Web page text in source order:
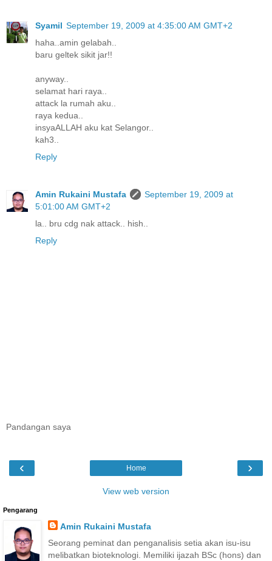
Syamil September 19, 2009 at 4:35:00 AM GMT+2
haha..amin gelabah..
baru geltek sikit jar!!
anyway..
selamat hari raya..
attack la rumah aku..
raya kedua..
insyaALLAH aku kat Selangor..
kah3..
Reply
Amin Rukaini Mustafa
September 19, 2009 at
5:01:00 AM GMT+2
la.. bru cdg nak attack.. hish..
Reply
Pandangan saya
‹ ›
Home
View web version
Pengarang
Amin Rukaini Mustafa
Seorang peminat dan penganalisis setia akan isu-isu
melibatkan bioteknologi. Memiliki ijazah BSc (hons) dan